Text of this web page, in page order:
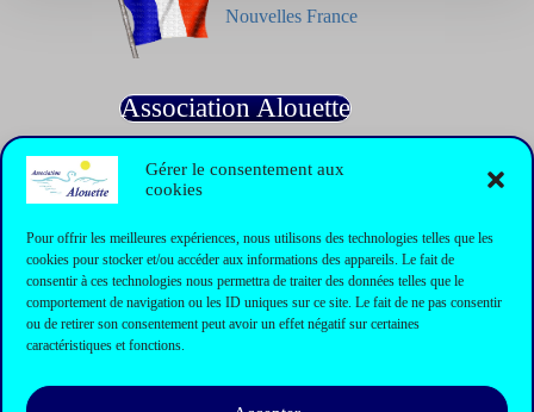
Gérer le consentement aux
cookies
Pour offrir les meilleures expériences, nous utilisons des technologies telles que les
cookies pour stocker et/ou accéder aux informations des appareils. Le fait de
consentir à ces technologies nous permettra de traiter des données telles que le
comportement de navigation ou les ID uniques sur ce site. Le fait de ne pas consentir
ou de retirer son consentement peut avoir un effet négatif sur certaines
caractéristiques et fonctions.
Nouvelles France
Association Alouette
Formulaire de contact
Contact
Mentions légales
Politique de cookies